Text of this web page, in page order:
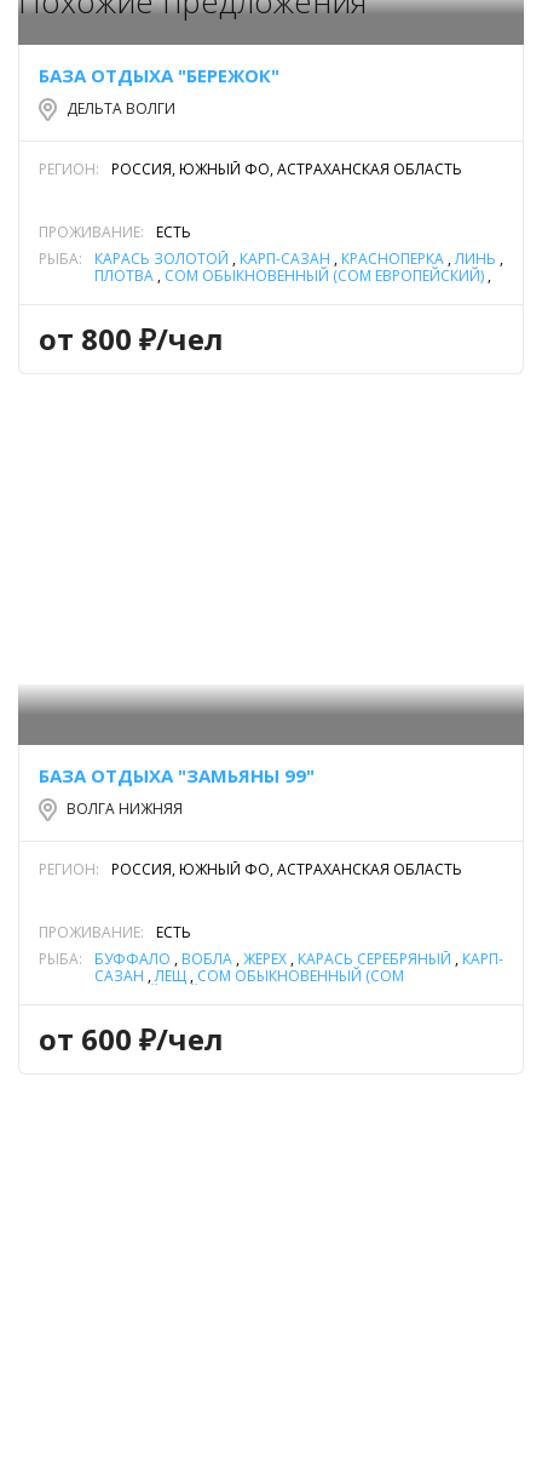
БАЗА ОТДЫХА "БЕРЕЖОК"
ДЕЛЬТА ВОЛГИ
РЕГИОН: РОССИЯ, ЮЖНЫЙ ФО, АСТРАХАНСКАЯ ОБЛАСТЬ
ПРОЖИВАНИЕ:
ЕСТЬ
РЫБА:
КАРАСЬ ЗОЛОТОЙ , КАРП-САЗАН , КРАСНОПЕРКА ,ЛИНЬ ,
ПЛОТВА , СОМ ОБЫКНОВЕННЫЙ (СОМ ЕВРОПЕЙСКИЙ) ,
от 800 ₽/чел
БАЗА ОТДЫХА "ЗАМЬЯНЫ 99"
ВОЛГА НИЖНЯЯ
РЕГИОН: РОССИЯ, ЮЖНЫЙ ФО, АСТРАХАНСКАЯ ОБЛАСТЬ
ПРОЖИВАНИЕ:
ЕСТЬ
РЫБА:
БУФФАЛО , ВОБЛА ,ЖЕРЕХ , КАРАСЬ СЕРЕБРЯНЫЙ , КАРП-
САЗАН ,ЛЕЩ , СОМ ОБЫКНОВЕННЫЙ (СОМ
от 600 ₽/чел